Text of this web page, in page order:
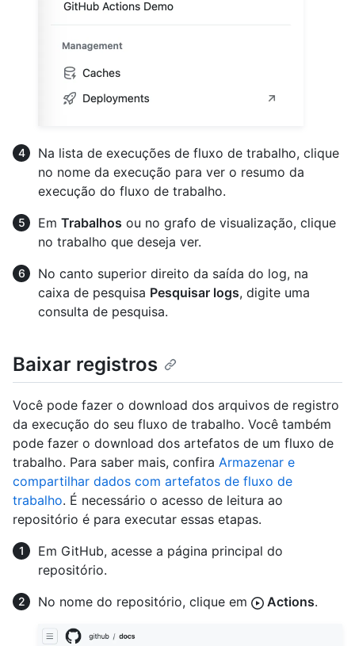
Na lista de execuções de fluxo de trabalho, clique
no nome da execução para ver o resumo da
execução do fluxo de trabalho.
Em Trabalhos ou no grafo de visualização, clique
no trabalho que deseja ver.
No canto superior direito da saída do log, na
caixa de pesquisa Pesquisar logs, digite uma
consulta de pesquisa.
Baixar registros
Você pode fazer o download dos arquivos de registro
da execução do seu fluxo de trabalho. Você também
pode fazer o download dos artefatos de um fluxo de
trabalho. Para saber mais, confira Armazenar e
compartilhar dados com artefatos de fluxo de
trabalho. É necessário o acesso de leitura ao
repositório é para executar essas etapas.
Em GitHub, acesse a página principal do
repositório.
No nome do repositório, clique em
Actions.